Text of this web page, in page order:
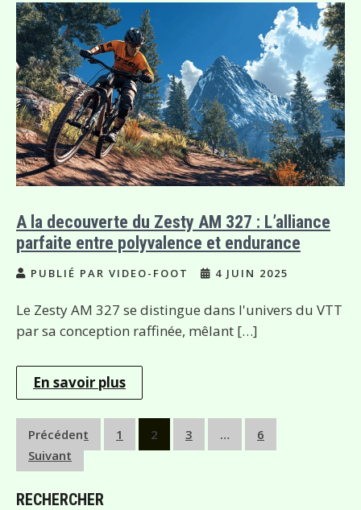
A la decouverte du Zesty AM 327 : L’alliance
parfaite entre polyvalence et endurance
PUBLIÉ PAR VIDEO-FOOT 4 JUIN 2025
Le Zesty AM 327 se distingue dans l'univers du VTT
par sa conception raffinée, mêlant […]
En savoir plus
Pagination
des
publications
Précédent 1 2 3 …
6
Suivant
RECHERCHER